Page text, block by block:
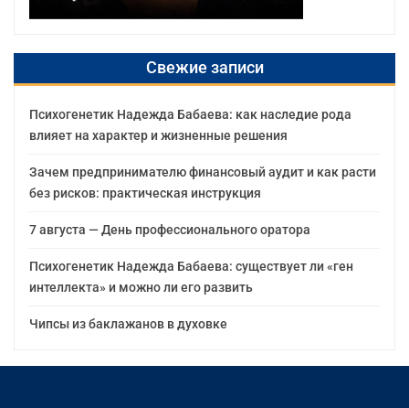
Свежие записи
Психогенетик Надежда Бабаева: как наследие рода
влияет на характер и жизненные решения
Зачем предпринимателю финансовый аудит и как расти
без рисков: практическая инструкция
7 августа — День профессионального оратора
Психогенетик Надежда Бабаева: существует ли «ген
интеллекта» и можно ли его развить
Чипсы из баклажанов в духовке